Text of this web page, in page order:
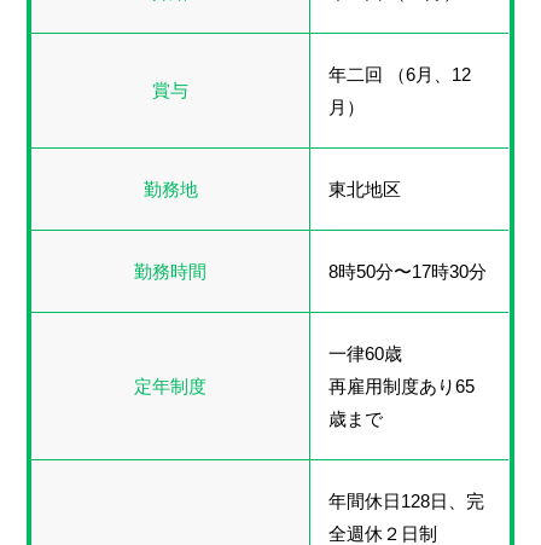
賞与
年二回 （6月、12
月）
勤務地 東北地区
勤務時間 8時50分〜17時30分
定年制度
一律60歳
再雇用制度あり65
歳まで
年間休日128日、完
全週休２日制